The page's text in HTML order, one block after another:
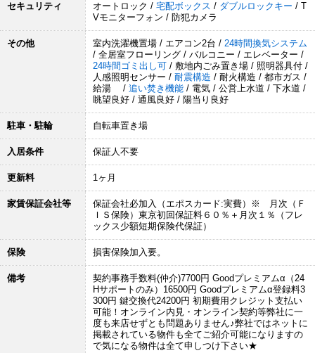
セキュリティ オートロック / 宅配ボックス / ダブルロックキー / T
Vモニターフォン / 防犯カメラ
その他 室内洗濯機置場 / エアコン2台 / 24時間換気システム
/ 全居室フローリング / バルコニー / エレベーター /
24時間ゴミ出し可 / 敷地内ごみ置き場 / 照明器具付 /
人感照明センサー / 耐震構造 / 耐火構造 / 都市ガス /
給湯 / 追い焚き機能 / 電気 / 公営上水道 / 下水道 /
眺望良好 / 通風良好 / 陽当り良好
駐車・駐輪 自転車置き場
入居条件 保証人不要
更新料 1ヶ月
家賃保証会社等
保証会社必加入（エポスカード:実費）※ 月次（Ｆ
ＩＳ保険）東京初回保証料６０％＋月次１％（フレ
ックス少額短期保険代保証）
保険 損害保険加入要。
備考
契約事務手数料(仲介)7700円 Goodプレミアムα（24
Hサポートのみ）16500円 Goodプレミアムα登録料3
300円 鍵交換代24200円 初期費用クレジット支払い
可能！オンライン内見・オンライン契約等弊社に一
度も来店せずとも問題ありません♪弊社ではネットに
掲載されている物件も全てご紹介可能になりますの
で気になる物件は全て申しつけ下さい★